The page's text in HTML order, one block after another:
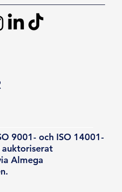
9001- och ISO 14001-
Almega